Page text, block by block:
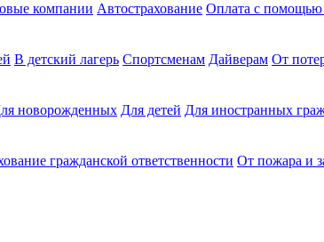
компании Автострахование Оплата с
В детский лагерь Спортсменам Дайверам От
новорожденных Для детей Для иностранных
гражданской ответственности От пожара и